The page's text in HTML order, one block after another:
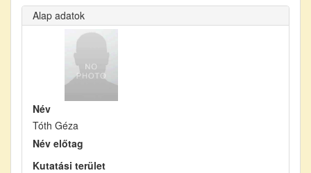
Alap adatok
Név
Tóth Géza
Név előtag
Kutatási terület